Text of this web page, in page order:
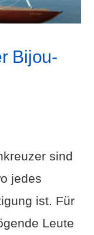
Bijou-
sind
jedes
ist. Für
Leute